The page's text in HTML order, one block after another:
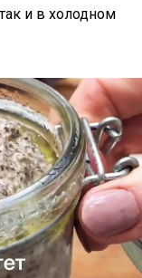
и в холодном